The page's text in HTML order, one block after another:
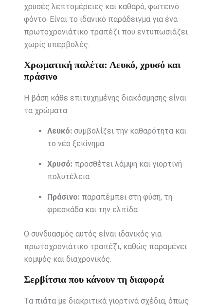
χρυσές λεπτομέρειες και καθαρό, φωτεινό
φόντο. Είναι το ιδανικό παράδειγμα για ένα
πρωτοχρονιάτικο τραπέζι που εντυπωσιάζει
χωρίς υπερβολές.
Χρωματική παλέτα: Λευκό, χρυσό και
πράσινο
Η βάση κάθε επιτυχημένης διακόσμησης είναι
τα χρώματα.
Λευκό:συμβολίζει την καθαρότητα και
το νέο ξεκίνημα
Χρυσό:προσθέτει λάμψη και γιορτινή
πολυτέλεια
Πράσινο:παραπέμπει στη φύση, τη
φρεσκάδα και την ελπίδα
Ο συνδυασμός αυτός είναι ιδανικός για
πρωτοχρονιάτικο τραπέζι, καθώς παραμένει
κομψός και διαχρονικός.
Σερβίτσια που κάνουν τη διαφορά
Τα πιάτα με διακριτικά γιορτινά σχέδια, όπως